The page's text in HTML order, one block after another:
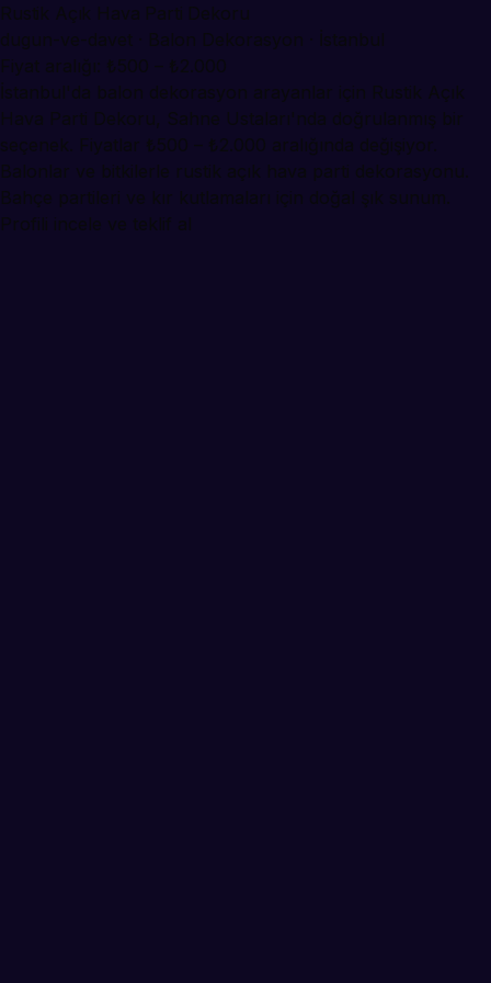
Rustik Açık Hava Parti Dekoru
dugun-ve-davet · Balon Dekorasyon · İstanbul
Fiyat aralığı: ₺500 – ₺2.000
İstanbul'da balon dekorasyon arayanlar için Rustik Açık
Hava Parti Dekoru, Sahne Ustaları'nda doğrulanmış bir
seçenek. Fiyatlar ₺500 – ₺2.000 aralığında değişiyor.
Balonlar ve bitkilerle rustik açık hava parti dekorasyonu.
Bahçe partileri ve kır kutlamaları için doğal şık sunum.
Profili incele ve teklif al